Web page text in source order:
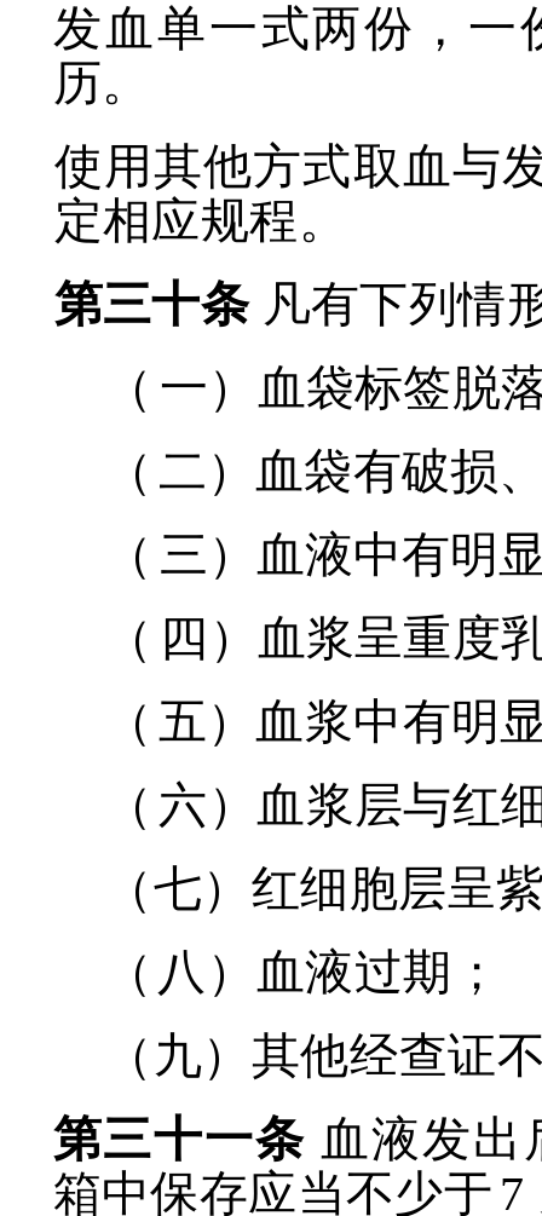
发血单一式两份，一
历。
使用其他方式取血与
定相应规程。
第三十条 凡有下列情
（ 一）血袋标签脱
（ 二）血袋有破损
（ 三）血液中有明
（ 四）血浆呈重度
（ 五）血浆中有明
（ 六）血浆层与红
（七）红细胞层呈
（ 八）血液过期；
（九）其他经查证
第三十一条 血液发
箱中保存应当不少于 7